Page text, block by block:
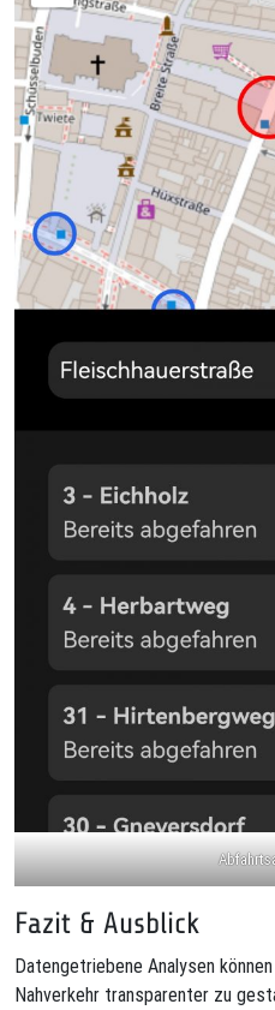
Fazit & Ausblick
Datengetriebene Analysen
Nahverkehr transparenter zu